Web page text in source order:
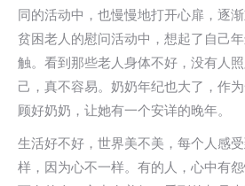
同的活动中，也慢慢地打开心扉，逐
贫困老人的慰问活动中，想起了自己
触。看到那些老人身体不好，没有人
己，真不容易。奶奶年纪也大了，作
顾好奶奶，让她有一个安详的晚年。
生活好不好，世界美不美，每个人感
样，因为心不一样。有的人，心中有